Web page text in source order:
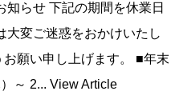
らせ 下記の期間を休業日
大変ご迷惑をおかけいたし
願い申し上げます。 ■年末
～ 2... View Article